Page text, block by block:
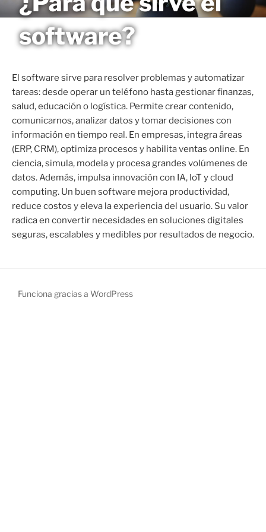
Saltar
al
contenido
MAGNETO
software?
El software sirve para resolver problemas y automatizar
tareas: desde operar un teléfono hasta gestionar finanzas,
salud, educación o logística. Permite crear contenido,
comunicarnos, analizar datos y tomar decisiones con
información en tiempo real. En empresas, integra áreas
(ERP, CRM), optimiza procesos y habilita ventas online. En
ciencia, simula, modela y procesa grandes volúmenes de
datos. Además, impulsa innovación con IA, IoT y cloud
computing. Un buen software mejora productividad,
reduce costos y eleva la experiencia del usuario. Su valor
radica en convertir necesidades en soluciones digitales
seguras, escalables y medibles por resultados de negocio.
Funciona gracias a WordPress